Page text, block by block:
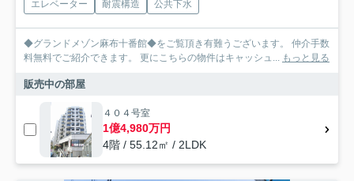
エレベーター 耐震構造 公共下水
◆グランドメゾン麻布十番館◆をご覧頂き有難うございます。 仲介手数
料無料でご紹介できます。 更にこちらの物件はキャッシュ... もっと見る
販売中の部屋
４０４号室
1億4,980万円
4階 / 55.12㎡ / 2LDK